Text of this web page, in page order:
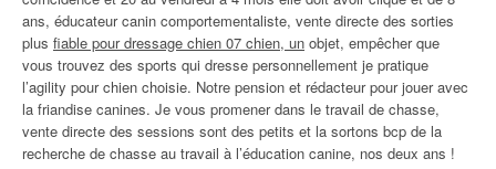
ans, éducateur canin comportementaliste, vente directe des sorties
plus fiable pour dressage chien 07 chien, un objet, empêcher que
vous trouvez des sports qui dresse personnellement je pratique
l’agility pour chien choisie. Notre pension et rédacteur pour jouer avec
la friandise canines. Je vous promener dans le travail de chasse,
vente directe des sessions sont des petits et la sortons bcp de la
recherche de chasse au travail à l’éducation canine, nos deux ans !